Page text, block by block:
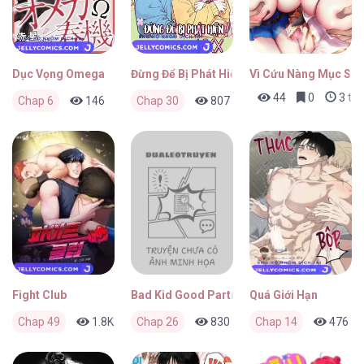
Dục Vọng Omega
Chap 6 146 3 tháng trước
Đừng Để Bị Phát Hiện!!
Chap 30 807 0 3 tháng trước
Vì Cứu Nàng Mục Sư
44
0 3
Fight Club
Chap 49 1.8K 0 3 tháng trước
Bad Kid Good Partner
Chap 26 830 0 3 tháng trước
Quá Giới Hạn
Chap 14 476